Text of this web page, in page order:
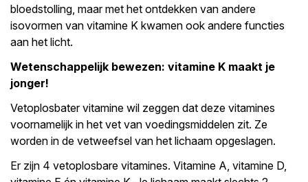
bloedstolling, maar met het ontdekken van andere
isovormen van vitamine K kwamen ook andere functies
aan het licht.
Wetenschappelijk bewezen: vitamine K maakt je
jonger!
Vetoplosbater vitamine wil zeggen dat deze vitamines
voornamelijk in het vet van voedingsmiddelen zit. Ze
worden in de vetweefsel van het lichaam opgeslagen.
Er zijn 4 vetoplosbare vitamines. Vitamine A, vitamine D,